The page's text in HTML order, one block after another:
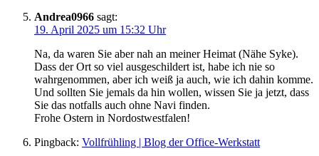
Andrea0966 sagt:
19. April 2025 um 15:32 Uhr
Na, da waren Sie aber nah an meiner Heimat (Nähe Syke).
Dass der Ort so viel ausgeschildert ist, habe ich nie so
wahrgenommen, aber ich weiß ja auch, wie ich dahin komme.
Und sollten Sie jemals da hin wollen, wissen Sie ja jetzt, dass
Sie das notfalls auch ohne Navi finden.
Frohe Ostern in Nordostwestfalen!
Pingback: Vollfrühling | Blog der Office-Werkstatt